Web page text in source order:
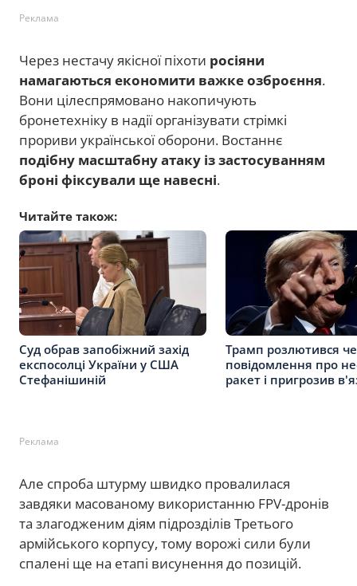
Реклама
Через нестачу якісної піхоти росіяни
намагаються економити важке озброєння.
Вони цілеспрямовано накопичують
бронетехніку в надії організувати стрімкі
прориви української оборони. Востаннє
подібну масштабну атаку із застосуванням
броні фіксували ще навесні.
Читайте також:
Суд обрав запобіжний захід
експосолці України у США
Стефанішиній
Трамп розлютився
повідомлення про
ракет і пригрозив
Реклама
Але спроба штурму швидко провалилася
завдяки масованому використанню FPV-дронів
та злагодженим діям підрозділів Третього
армійського корпусу, тому ворожі сили були
спалені ще на етапі висунення до позицій.